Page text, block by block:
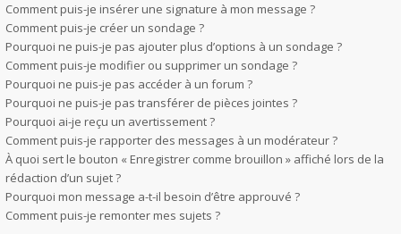
Comment puis-je insérer une signature à mon message ?
Comment puis-je créer un sondage ?
Pourquoi ne puis-je pas ajouter plus d’options à un sondage ?
Comment puis-je modifier ou supprimer un sondage ?
Pourquoi ne puis-je pas accéder à un forum ?
Pourquoi ne puis-je pas transférer de pièces jointes ?
Pourquoi ai-je reçu un avertissement ?
Comment puis-je rapporter des messages à un modérateur ?
À quoi sert le bouton « Enregistrer comme brouillon » affiché lors de la
rédaction d’un sujet ?
Pourquoi mon message a-t-il besoin d’être approuvé ?
Comment puis-je remonter mes sujets ?